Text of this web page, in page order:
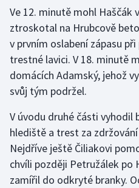
Lyže a snowboard
Moderní pětiboj
Motorsport
Olympijské hry
Parasport
Plavání
Ve 12. minutě mohl Haščák
ztroskotal na Hrubcově
v prvním oslabení zápasu
trestné lavici. V 18. minutě
domácích Adamský, jehož
svůj tým podržel.
V úvodu druhé části vyhodil
hlediště a trest za
Nejdříve ještě Čiliakovi
chvíli později Petružálek po
zamířil do odkryté branky.